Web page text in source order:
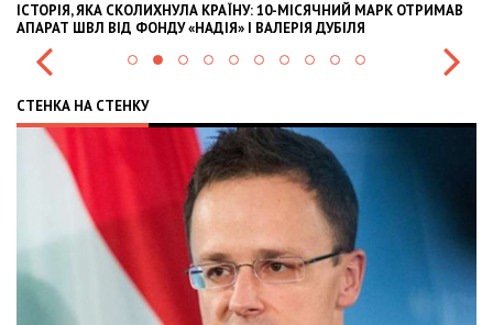
10-МІСЯЧНИЙ МАРК ОТРИМАВ
ВАЛЕРІЯ ДУБІЛЯ
OLEKSII ABASOV: HOW UKRAINIAN
INTERNATIONAL INVESTMENTS AND
СТЕНКА НА СТЕНКУ